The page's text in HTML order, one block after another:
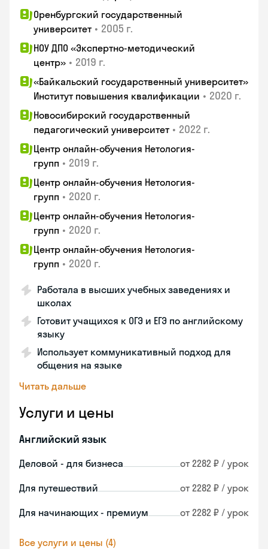
Оренбургский государственный
университет • 2005 г.
НОУ ДПО «Экспертно-методический
центр» • 2019 г.
«Байкальский государственный университет»
Институт повышения квалификации • 2020 г.
Новосибирский государственный
педагогический университет • 2022 г.
Центр онлайн-обучения Нетология-
групп • 2019 г.
Центр онлайн-обучения Нетология-
групп • 2020 г.
Центр онлайн-обучения Нетология-
групп • 2020 г.
Центр онлайн-обучения Нетология-
групп • 2020 г.
Работала в высших учебных заведениях и
школах
Готовит учащихся к ОГЭ и ЕГЭ по английскому
языку
Использует коммуникативный подход для
общения на языке
Читать дальше
Услуги и цены
Английский язык
Деловой - для бизнеса от 2282 ₽ / урок
Для путешествий от 2282 ₽ / урок
Для начинающих - премиум от 2282 ₽ / урок
Все услуги и цены (4)